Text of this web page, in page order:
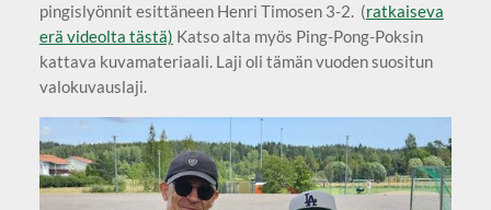
pingislyönnit esittäneen Henri Timosen 3-2. (ratkaiseva
erä videolta tästä) Katso alta myös Ping-Pong-Poksin
kattava kuvamateriaali. Laji oli tämän vuoden suositun
valokuvauslaji.